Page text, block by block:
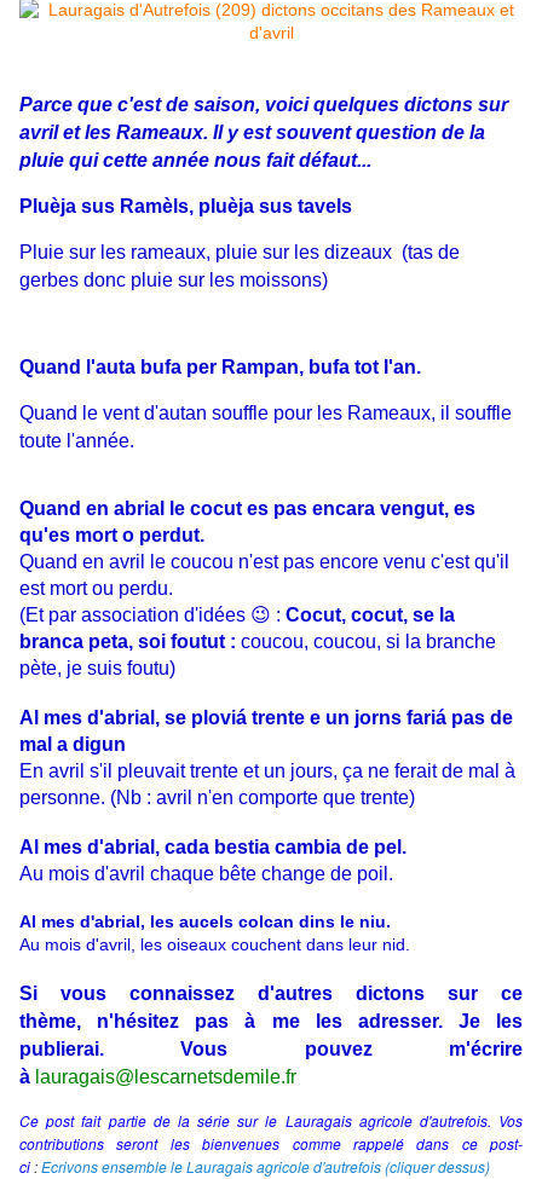
Parce que c'est de saison, voici quelques dictons sur
avril et les Rameaux. Il y est souvent question de la
pluie qui cette année nous fait défaut...
Pluèja sus Ramèls, pluèja sus tavels
Pluie sur les rameaux, pluie sur les dizeaux (tas de
gerbes donc pluie sur les moissons)
Quand l'auta bufa per Rampan, bufa tot l'an.
Quand le vent d'autan souffle pour les Rameaux, il souffle
toute l'année.
Quand en abrial le cocut es pas encara vengut, es
qu'es mort o perdut.
Quand en avril le coucou n'est pas encore venu c'est qu'il
est mort ou perdu.
(Et par association d'idées 😉 : Cocut, cocut, se la
branca peta, soi foutut : coucou, coucou, si la branche
pète, je suis foutu)
Al mes d'abrial, se ploviá trente e un jorns fariá pas de
mal a digun
En avril s'il pleuvait trente et un jours, ça ne ferait de mal à
personne. (Nb : avril n'en comporte que trente)
Al mes d'abrial, cada bestia cambia de pel.
Au mois d'avril chaque bête change de poil.
Al mes d'abrial, les aucels colcan dins le niu.
Au mois d'avril, les oiseaux couchent dans leur nid.
Si vous connaissez d'autres dictons sur ce
thème, n'hésitez pas à me les adresser. Je les
publierai. Vous pouvez m'écrire
à lauragais@lescarnetsdemile.fr
Ce post fait partie de la série sur le Lauragais agricole d'autrefois. Vos
contributions seront les bienvenues comme rappelé dans ce post-
ci :Ecrivons ensemble le Lauragais agricole d'autrefois (cliquer dessus)